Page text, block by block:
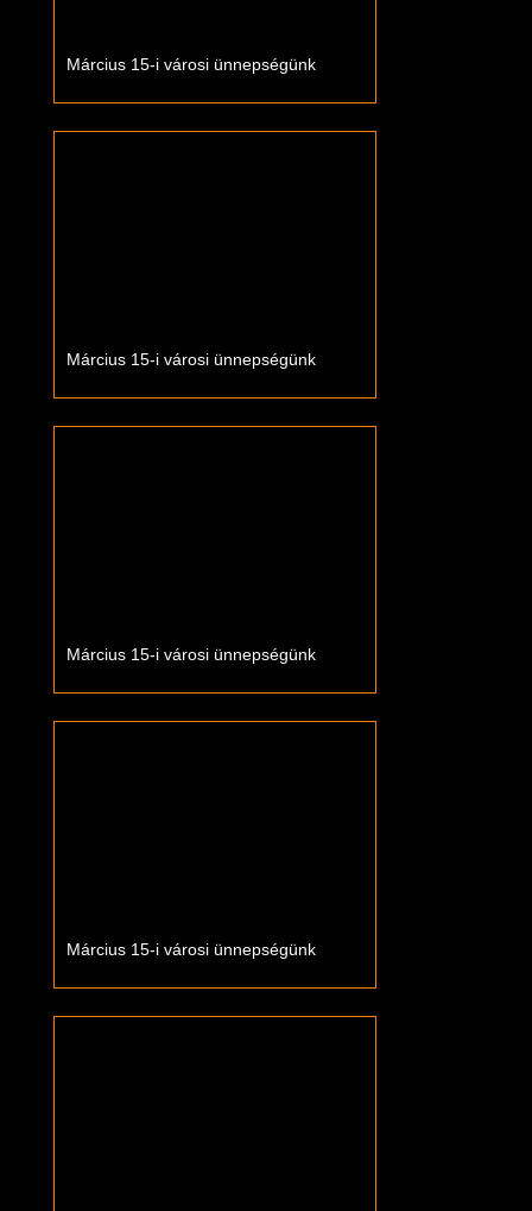
Március 15-i városi ünnepségünk
Március 15-i városi ünnepségünk
Március 15-i városi ünnepségünk
Március 15-i városi ünnepségünk